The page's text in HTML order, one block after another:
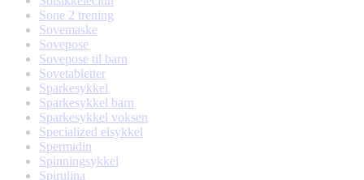
Sone 2 trening
Sovemaske
Sovepose
Sovepose til barn
Sovetabletter
Sparkesykkel
Sparkesykkel barn
Sparkesykkel voksen
Specialized elsykkel
Spermidin
Spinningsykkel
Spirulina